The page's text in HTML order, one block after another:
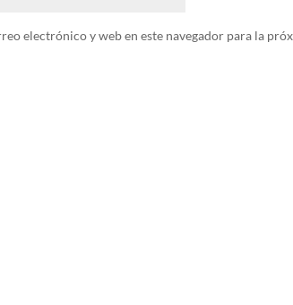
electrónico y web en este navegador para la